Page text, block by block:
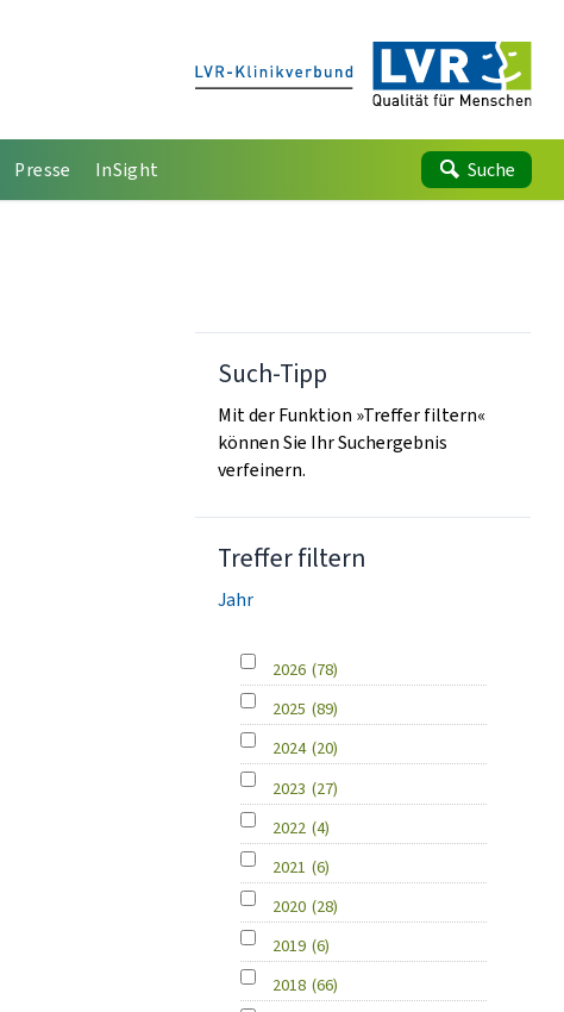
Presse InSight Suche
Such-Tipp
Mit der Funktion »Treffer filtern«
können Sie Ihr Suchergebnis
verfeinern.
Treffer filtern
Jahr
2026 (78)
2025 (89)
2024 (20)
2023 (27)
2022 (4)
2021 (6)
2020 (28)
2019 (6)
2018 (66)